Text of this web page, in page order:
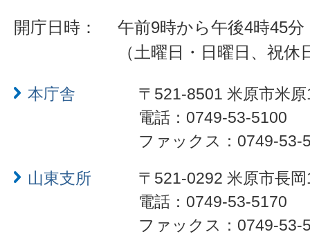
開庁日時：
午前9時から午後4時45分
（土曜日・日曜日、祝
本庁舎
〒521-8501 米原市米
電話：0749-53-5100
ファックス：0749-53-
山東支所
〒521-0292 米原市長
電話：0749-53-5170
ファックス：0749-53-